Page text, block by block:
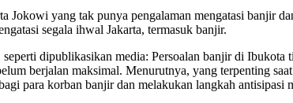
yang tak punya pengalaman mengatasi banjir
segala ihwal Jakarta, termasuk banjir.
dipublikasikan media: Persoalan banjir di
berjalan maksimal. Menurutnya, yang terpenting
para korban banjir dan melakukan langkah antisipasi